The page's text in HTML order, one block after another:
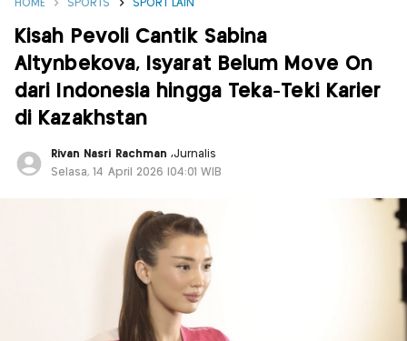
HOME SPORTS SPORT LAIN
Kisah Pevoli Cantik Sabina
Altynbekova, Isyarat Belum Move On
dari Indonesia hingga Teka-Teki Karier
di Kazakhstan
Rivan Nasri Rachman ,Jurnalis
Selasa, 14 April 2026 |04:01 WIB